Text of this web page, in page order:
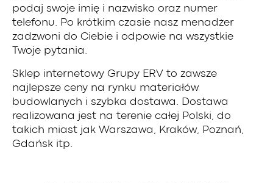
podaj swoje imię i nazwisko oraz numer
telefonu. Po krótkim czasie nasz menadżer
zadzwoni do Ciebie i odpowie na wszystkie
Twoje pytania.
Sklep internetowy Grupy ERV to zawsze
najlepsze ceny na rynku materiałów
budowlanych i szybka dostawa. Dostawa
realizowana jest na terenie całej Polski, do
takich miast jak Warszawa, Kraków, Poznań,
Gdańsk itp.